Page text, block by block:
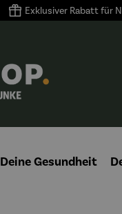
Exklusiver Rabatt für
Deine Gesundheit